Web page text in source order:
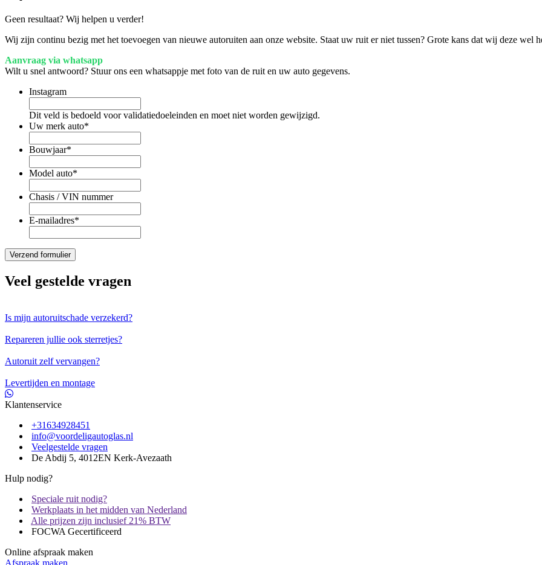
Geen resultaat? Wij helpen u verder!
Wij zijn continu bezig met het toevoegen van nieuwe autoruiten aan onze website. Staat uw ruit er niet tussen? Grote kans dat wij deze
Aanvraag via whatsapp
Wilt u snel antwoord? Stuur ons een whatsappje met foto van de ruit en uw auto gegevens.
Instagram
Dit veld is bedoeld voor validatiedoeleinden en moet niet worden gewijzigd.
Uw merk auto*
Bouwjaar*
Model auto*
Chasis / VIN nummer
E-mailadres*
Veel gestelde vragen
Is mijn autoruitschade verzekerd?
Repareren jullie ook sterretjes?
Autoruit zelf vervangen?
Levertijden en montage
Klantenservice
+31634928451
info@voordeligautoglas.nl
Veelgestelde vragen
De Abdij 5, 4012EN Kerk-Avezaath
Hulp nodig?
Speciale ruit nodig?
Werkplaats in het midden van Nederland
Alle prijzen zijn inclusief 21% BTW
FOCWA Gecertificeerd
Online afspraak maken